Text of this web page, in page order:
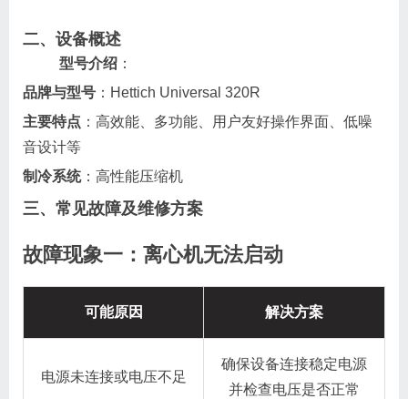
二、设备概述
型号介绍 ：
品牌与型号 ：Hettich Universal 320R
主要特点 ：高效能、多功能、用户友好操作界面、低噪
音设计等
制冷系统：高性能压缩机
三、常见故障及维修方案
故障现象一：离心机无法启动
可能原因 解决方案
电源未连接或电压不足
确保设备连接稳定电源
并检查电压是否正常